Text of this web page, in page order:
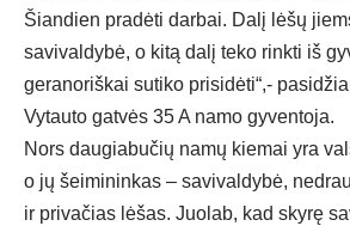
Šiandien pradėti darbai. Dalį lėšų
savivaldybė, o kitą dalį teko rinkti iš
geranoriškai sutiko prisidėti“,-
Vytauto gatvės 35 A namo gyventoja.
Nors daugiabučių namų kiemai yra
o jų šeimininkas – savivaldybė,
ir privačias lėšas. Juolab, kad skyrę